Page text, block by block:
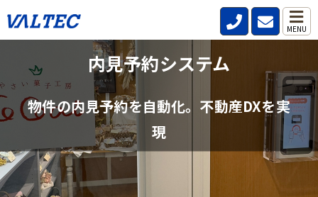
MENU
内見予約システム
物件の内見予約を自動化。不動産DXを実
現
不動産管理会社と仲介会社の内見確認の
手間を削減
賃貸物件の空状況をリアルタイムで確認。電話、FAXの手間をなくし